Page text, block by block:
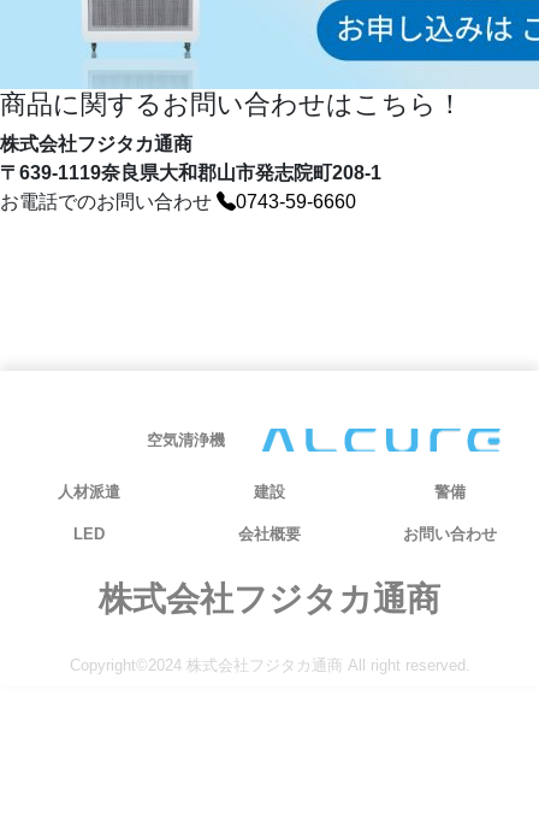
商品に関するお問い合わせはこちら！
株式会社フジタカ通商
〒639-1119奈良県大和郡山市発志院町208-1
お電話でのお問い合わせ
0743-59-6660
空気清浄機
人材派遣 建設 警備
LED 会社概要 お問い合わせ
株式会社フジタカ通商
Copyright©2024 株式会社フジタカ通商 All right reserved.